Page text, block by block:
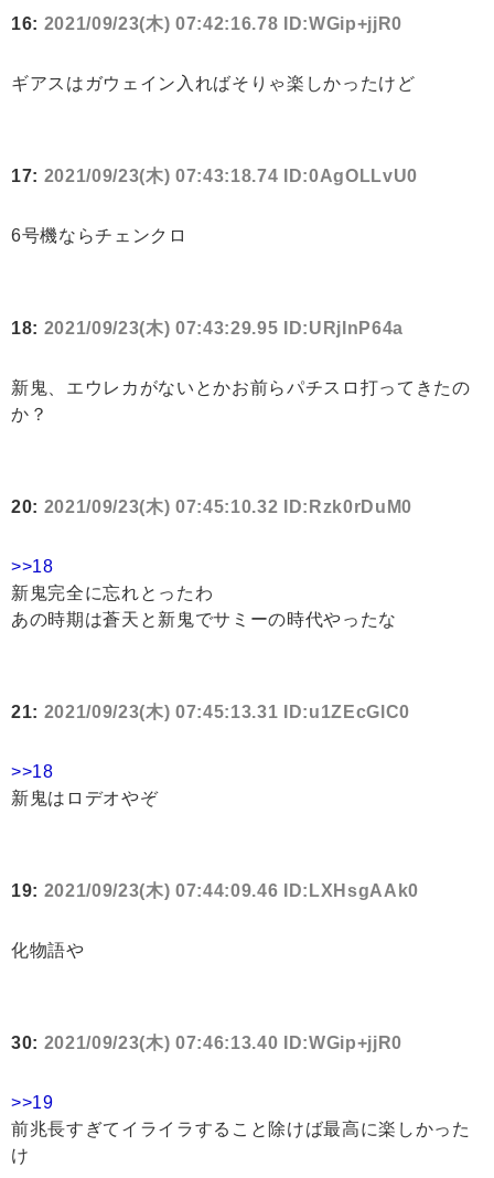
16: 2021/09/23(木) 07:42:16.78 ID:WGip+jjR0
ギアスはガウェイン入ればそりゃ楽しかったけど
17: 2021/09/23(木) 07:43:18.74 ID:0AgOLLvU0
6号機ならチェンクロ
18: 2021/09/23(木) 07:43:29.95 ID:URjInP64a
新鬼、エウレカがないとかお前らパチスロ打ってきたの
か？
20: 2021/09/23(木) 07:45:10.32 ID:Rzk0rDuM0
>>18
新鬼完全に忘れとったわ
あの時期は蒼天と新鬼でサミーの時代やったな
21: 2021/09/23(木) 07:45:13.31 ID:u1ZEcGlC0
>>18
新鬼はロデオやぞ
19: 2021/09/23(木) 07:44:09.46 ID:LXHsgAAk0
化物語や
30: 2021/09/23(木) 07:46:13.40 ID:WGip+jjR0
>>19
前兆長すぎてイライラすること除けば最高に楽しかった
け